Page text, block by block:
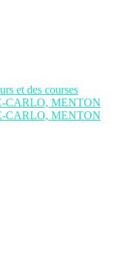
et des courses
CARLO, MENTON
CARLO, MENTON